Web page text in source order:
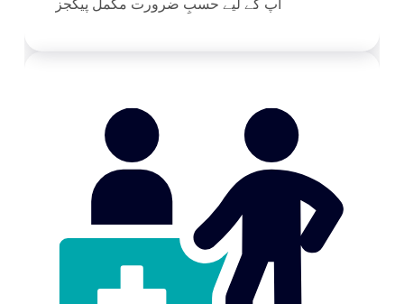
آپ کے لیے حسبِ ضرورت مکمل پیکجز